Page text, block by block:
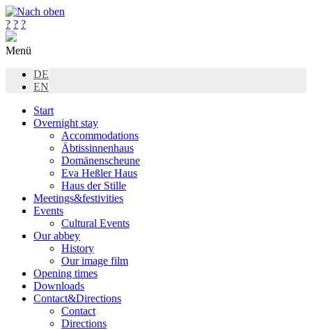
? ? ?
Menü
DE
EN
Start
Overnight stay
Accommodations
Äbtissinnenhaus
Domänenscheune
Eva Heßler Haus
Haus der Stille
Meetings&festivities
Events
Cultural Events
Our abbey
History
Our image film
Opening times
Downloads
Contact&Directions
Contact
Directions